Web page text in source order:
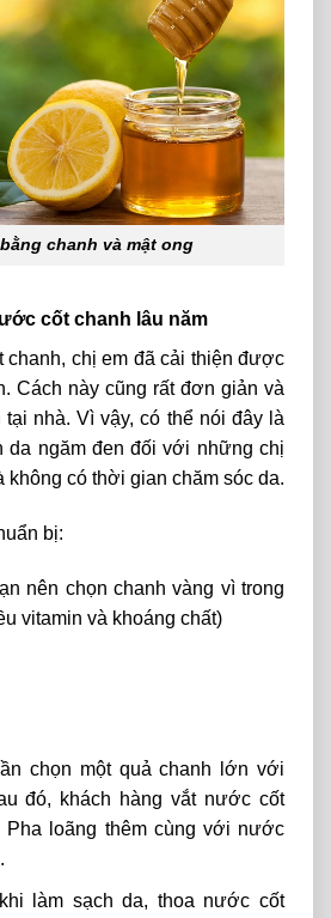
chanh và mật ong
cốt chanh lâu năm
chị em đã cải thiện được
Cách này cũng rất đơn giản và
nhà. Vì vậy, có thể nói đây là
da ngăm đen đối với những chị
không có thời gian chăm sóc da.
bị:
nên chọn chanh vàng vì trong
vitamin và khoáng chất)
chọn một quả chanh lớn với
đó, khách hàng vắt nước cốt
Pha loãng thêm cùng với nước
làm sạch da, thoa nước cốt